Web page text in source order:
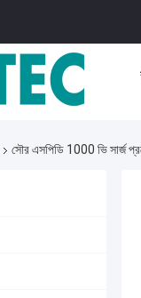
সৌর এসপিডি 1000 ভি সার্জ